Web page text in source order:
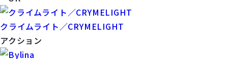
クライムライト／CRYMELIGHT
アクション